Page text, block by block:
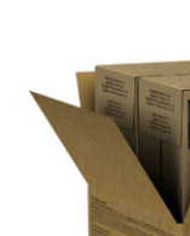
Obchod
Pokladna
Vše pro kočky